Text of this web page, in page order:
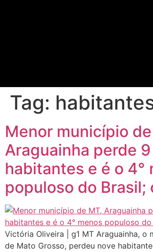
Tag:
Menor município
Araguainha perde 9
habitantes e é o 4°
populoso do Brasil;
Victória Oliveira | g1 MT Araguainha, o
de Mato Grosso, perdeu nove